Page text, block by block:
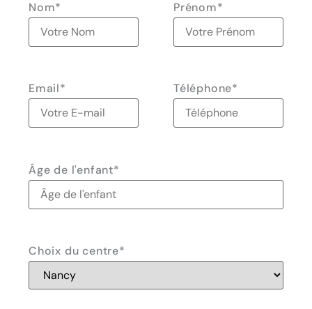
Nom* Prénom*
Email* Téléphone*
Âge de l'enfant*
Choix du centre*